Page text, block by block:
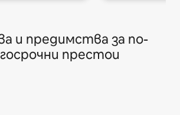
и предимства за по-
престои